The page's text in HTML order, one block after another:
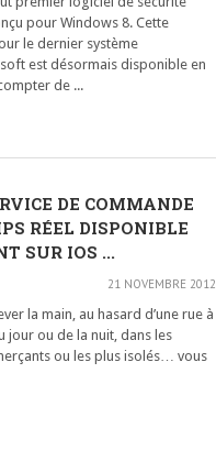
pour Windows 8. Cette
le dernier système
est désormais disponible en
de ...
DE COMMANDE
RÉEL DISPONIBLE
SUR IOS ...
21 NOVEMBRE 2012
la main, au hasard d’une rue à
jour ou de la nuit, dans les
ou les plus isolés… vous